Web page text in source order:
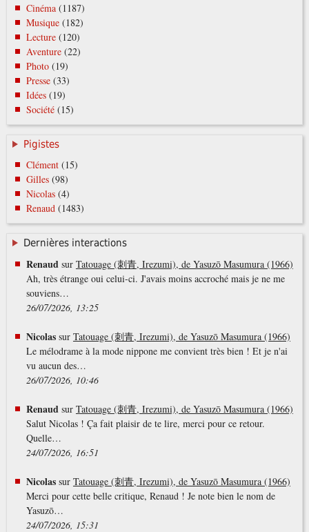
Cinéma (1187)
Musique (182)
Lecture (120)
Aventure (22)
Photo (19)
Presse (33)
Idées (19)
Société (15)
Pigistes
Clément(15)
Gilles(98)
Nicolas(4)
Renaud(1483)
Dernières interactions
Renaud sur Tatouage (刺青, Irezumi), de Yasuzō Masumura (1966)
Ah, très étrange oui celui-ci. J'avais moins accroché mais je ne me
souviens…
26/07/2026, 13:25
Nicolassur Tatouage (刺青, Irezumi), de Yasuzō Masumura (1966)
Le mélodrame à la mode nippone me convient très bien ! Et je n'ai
vu aucun des…
26/07/2026, 10:46
Renaud sur Tatouage (刺青, Irezumi), de Yasuzō Masumura (1966)
Salut Nicolas ! Ça fait plaisir de te lire, merci pour ce retour.
Quelle…
24/07/2026, 16:51
Nicolassur Tatouage (刺青, Irezumi), de Yasuzō Masumura (1966)
Merci pour cette belle critique, Renaud ! Je note bien le nom de
Yasuzō…
24/07/2026, 15:31